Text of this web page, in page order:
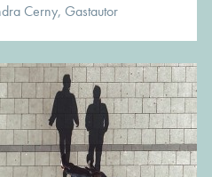
Cerny, Gastautor